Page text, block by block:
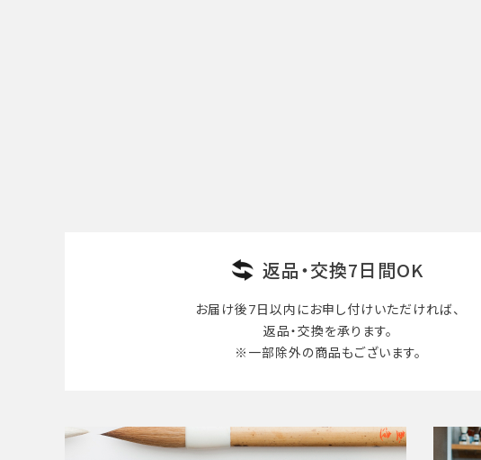
返品・交換7日間OK
お届け後7日以内にお申し付けいただければ、
返品・交換を承ります。
※一部除外の商品もございます。